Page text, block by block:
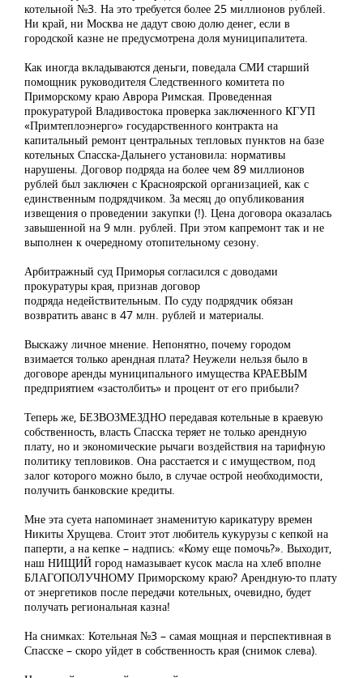
котельной №3. На это требуется более 25 миллионов рублей.
Ни край, ни Москва не дадут свою долю денег, если в
городской казне не предусмотрена доля муниципалитета.
Как иногда вкладываются деньги, поведала СМИ старший
помощник руководителя Следственного комитета по
Приморскому краю Аврора Римская. Проведенная
прокуратурой Владивостока проверка заключенного КГУП
«Примтеплоэнерго» государственного контракта на
капитальный ремонт центральных тепловых пунктов на базе
котельных Спасска-Дальнего установила: нормативы
нарушены. Договор подряда на более чем 89 миллионов
рублей был заключен с Красноярской организацией, как с
единственным подрядчиком. За месяц до опубликования
извещения о проведении закупки (!). Цена договора оказалась
завышенной на 9 млн. рублей. При этом капремонт так и не
выполнен к очередному отопительному сезону.
Арбитражный суд Приморья согласился с доводами
прокуратуры края, признав договор
подряда недействительным. По суду подрядчик обязан
возвратить аванс в 47 млн. рублей и материалы.
Выскажу личное мнение. Непонятно, почему городом
взимается только арендная плата? Неужели нельзя было в
договоре аренды муниципального имущества КРАЕВЫМ
предприятием «застолбить» и процент от его прибыли?
Теперь же, БЕЗВОЗМЕЗДНО передавая котельные в краевую
собственность, власть Спасска теряет не только арендную
плату, но и экономические рычаги воздействия на тарифную
политику тепловиков. Она расстается и с имуществом, под
залог которого можно было, в случае острой необходимости,
получить банковские кредиты.
Мне эта суета напоминает знаменитую карикатуру времен
Никиты Хрущева. Стоит этот любитель кукурузы с кепкой на
паперти, а на кепке – надпись: «Кому еще помочь?». Выходит,
наш НИЩИЙ город намазывает кусок масла на хлеб вполне
БЛАГОПОЛУЧНОМУ Приморскому краю? Арендную-то плату
от энергетиков после передачи котельных, очевидно, будет
получать региональная казна!
На снимках: Котельная №3 – самая мощная и перспективная в
Спасске – скоро уйдет в собственность края (снимок слева).